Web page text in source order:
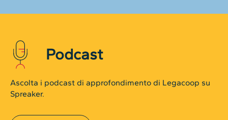
Podcast
Ascolta i podcast di approfondimento di Legacoop su
Spreaker.